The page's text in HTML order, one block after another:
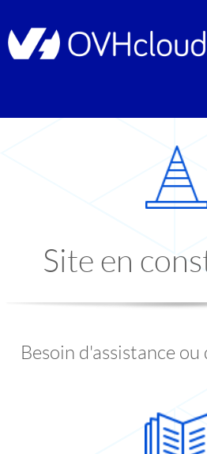
Site en
Besoin d'assistance